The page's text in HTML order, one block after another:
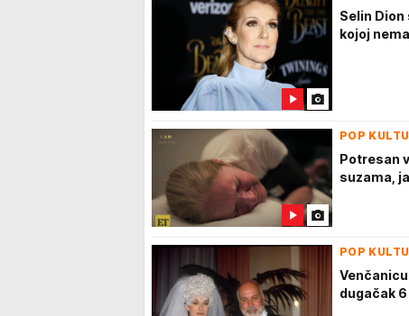
Selin
kojoj
POP
Potresan
suzama,
POP
dugačak